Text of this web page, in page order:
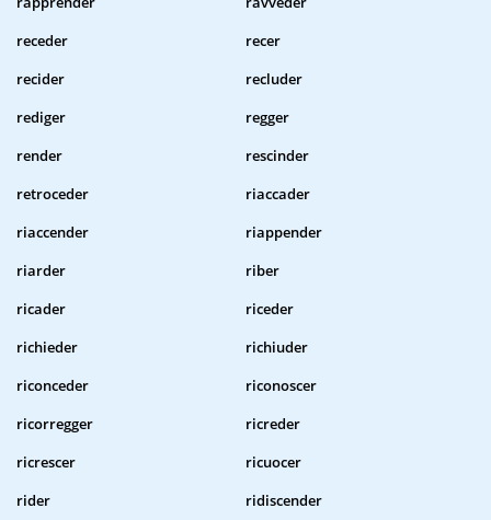
receder
recer
recider
recluder
rediger
regger
render
rescinder
retroceder
riaccader
riaccender
riappender
riarder
riber
ricader
riceder
richieder
richiuder
riconceder
riconoscer
ricorregger
ricreder
ricrescer
ricuocer
rider
ridiscender